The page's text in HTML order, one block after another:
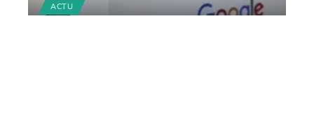
ACTU